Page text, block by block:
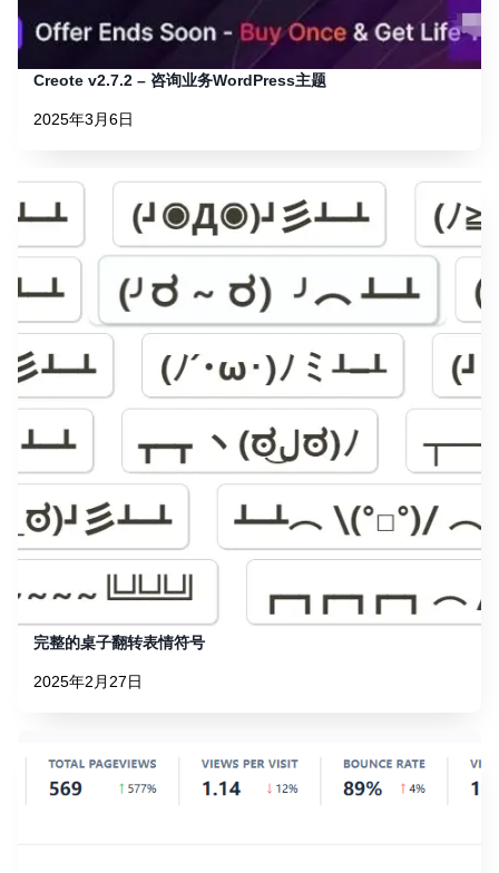
Creote v2.7.2 – 咨询业务WordPress主题
2025年3月6日
完整的桌子翻转表情符号
2025年2月27日